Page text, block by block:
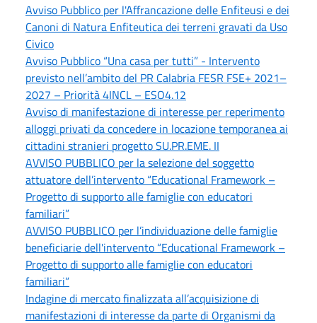
Avviso Pubblico per l'Affrancazione delle Enfiteusi e dei
Canoni di Natura Enfiteutica dei terreni gravati da Uso
Civico
Avviso Pubblico “Una casa per tutti” - Intervento
previsto nell’ambito del PR Calabria FESR FSE+ 2021–
2027 – Priorità 4INCL – ESO4.12
Avviso di manifestazione di interesse per reperimento
alloggi privati da concedere in locazione temporanea ai
cittadini stranieri progetto SU.PR.EME. II
AVVISO PUBBLICO per la selezione del soggetto
attuatore dell’intervento “Educational Framework –
Progetto di supporto alle famiglie con educatori
familiari”
AVVISO PUBBLICO per l’individuazione delle famiglie
beneficiarie dell'intervento “Educational Framework –
Progetto di supporto alle famiglie con educatori
familiari”
Indagine di mercato finalizzata all’acquisizione di
manifestazioni di interesse da parte di Organismi da